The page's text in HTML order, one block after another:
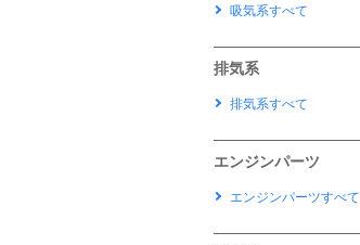
吸気系すべて
排気系
排気系すべて
エンジンパーツ
エンジンパーツすべて